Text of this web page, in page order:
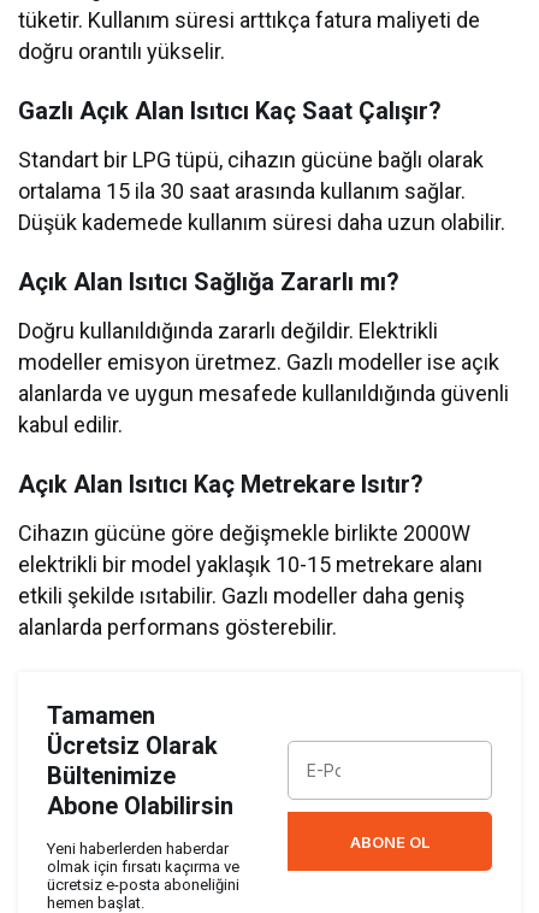
tüketir. Kullanım süresi arttıkça fatura maliyeti de
doğru orantılı yükselir.
Gazlı Açık Alan Isıtıcı Kaç Saat Çalışır?
Standart bir LPG tüpü, cihazın gücüne bağlı olarak
ortalama 15 ila 30 saat arasında kullanım sağlar.
Düşük kademede kullanım süresi daha uzun olabilir.
Açık Alan Isıtıcı Sağlığa Zararlı mı?
Doğru kullanıldığında zararlı değildir. Elektrikli
modeller emisyon üretmez. Gazlı modeller ise açık
alanlarda ve uygun mesafede kullanıldığında güvenli
kabul edilir.
Açık Alan Isıtıcı Kaç Metrekare Isıtır?
Cihazın gücüne göre değişmekle birlikte 2000W
elektrikli bir model yaklaşık 10-15 metrekare alanı
etkili şekilde ısıtabilir. Gazlı modeller daha geniş
alanlarda performans gösterebilir.
Tamamen
Ücretsiz Olarak
Bültenimize
Abone Olabilirsin
Yeni haberlerden haberdar
olmak için fırsatı kaçırma ve
ücretsiz e-posta aboneliğini
hemen başlat.
ABONE OL